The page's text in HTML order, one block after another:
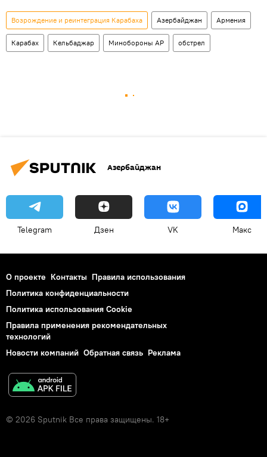
Возрождение и реинтеграция Карабаха Азербайджан Армения
Карабах Кельбаджар Минобороны АР обстрел
Азербайджан
Telegram Дзен VK Макс
О проекте Контакты Правила использования
Политика конфиденциальности
Политика использования Cookie
Правила применения рекомендательных
технологий
Новости компаний Обратная связь Реклама
© 2026 Sputnik Все права защищены. 18+